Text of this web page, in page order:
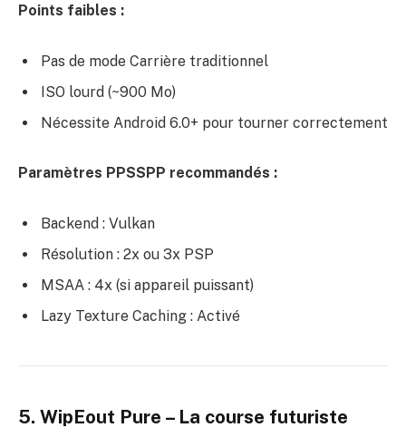
Points faibles :
Pas de mode Carrière traditionnel
ISO lourd (~900 Mo)
Nécessite Android 6.0+ pour tourner correctement
Paramètres PPSSPP recommandés :
Backend : Vulkan
Résolution : 2x ou 3x PSP
MSAA : 4x (si appareil puissant)
Lazy Texture Caching : Activé
5. WipEout Pure – La course futuriste